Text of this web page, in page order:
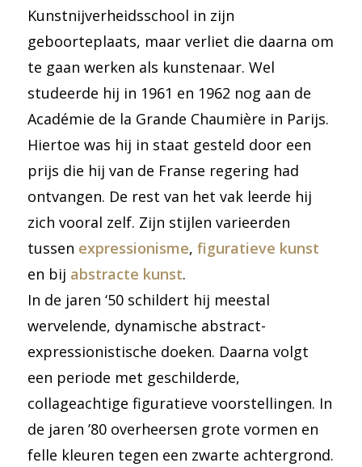
Kunstnijverheidsschool in zijn
geboorteplaats, maar verliet die daarna om
te gaan werken als kunstenaar. Wel
studeerde hij in 1961 en 1962 nog aan de
Académie de la Grande Chaumière in Parijs.
Hiertoe was hij in staat gesteld door een
prijs die hij van de Franse regering had
ontvangen. De rest van het vak leerde hij
zich vooral zelf. Zijn stijlen varieerden
tussen expressionisme, figuratieve kunst
en bij abstracte kunst.
In de jaren ‘50 schildert hij meestal
wervelende, dynamische abstract-
expressionistische doeken. Daarna volgt
een periode met geschilderde,
collageachtige figuratieve voorstellingen. In
de jaren ’80 overheersen grote vormen en
felle kleuren tegen een zwarte achtergrond.